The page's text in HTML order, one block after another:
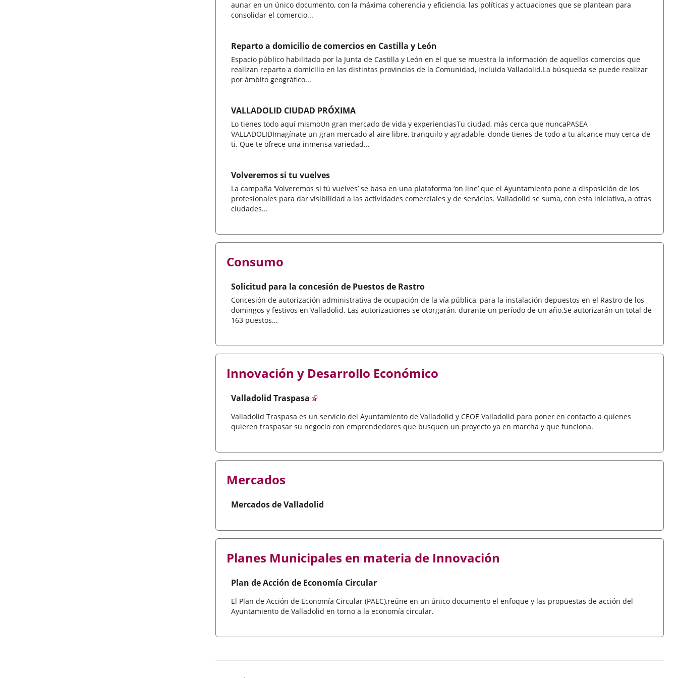
aunar en un único documento, con la máxima coherencia y eficiencia, las políticas y actuaciones que se plantean para
consolidar el comercio...
Reparto a domicilio de comercios en Castilla y León
Espacio público habilitado por la Junta de Castilla y León en el que se muestra la información de aquellos comercios que
realizan reparto a domicilio en las distintas provincias de la Comunidad, incluida Valladolid.La búsqueda se puede realizar
por ámbito geográfico...
VALLADOLID CIUDAD PRÓXIMA
Lo tienes todo aquí mismoUn gran mercado de vida y experienciasTu ciudad, más cerca que nuncaPASEA
VALLADOLIDImagínate un gran mercado al aire libre, tranquilo y agradable, donde tienes de todo a tu alcance muy cerca de
ti. Que te ofrece una inmensa variedad...
Volveremos si tu vuelves
La campaña ‘Volveremos si tú vuelves’ se basa en una plataforma ‘on line’ que el Ayuntamiento pone a disposición de los
profesionales para dar visibilidad a las actividades comerciales y de servicios. Valladolid se suma, con esta iniciativa, a otras
ciudades...
Consumo
Solicitud para la concesión de Puestos de Rastro
Concesión de autorización administrativa de ocupación de la vía pública, para la instalación depuestos en el Rastro de los
domingos y festivos en Valladolid. Las autorizaciones se otorgarán, durante un período de un año.Se autorizarán un total de
163 puestos...
Innovación y Desarrollo Económico
Valladolid Traspasa
Valladolid Traspasa es un servicio del Ayuntamiento de Valladolid y CEOE Valladolid para poner en contacto a quienes
quieren traspasar su negocio con emprendedores que busquen un proyecto ya en marcha y que funciona.
Mercados
Mercados de Valladolid
Planes Municipales en materia de Innovación
Plan de Acción de Economía Circular
El Plan de Acción de Economía Circular (PAEC),reúne en un único documento el enfoque y las propuestas de acción del
Ayuntamiento de Valladolid en torno a la economía circular.